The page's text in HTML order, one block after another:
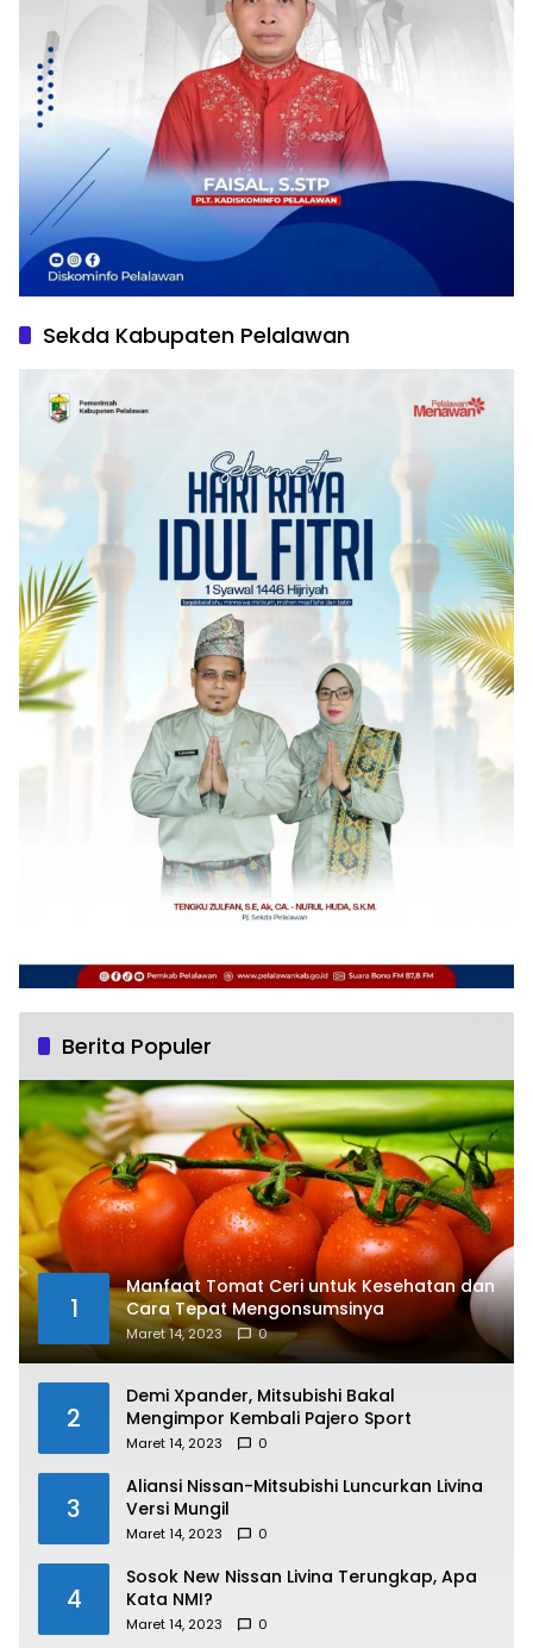
Sekda Kabupaten Pelalawan
Berita Populer
1
Manfaat Tomat Ceri untuk Kesehatan dan
Cara Tepat Mengonsumsinya
Maret 14, 2023 0
2
Demi Xpander, Mitsubishi Bakal
Mengimpor Kembali Pajero Sport
Maret 14, 2023 0
3
Aliansi Nissan-Mitsubishi Luncurkan Livina
Versi Mungil
Maret 14, 2023 0
4
Sosok New Nissan Livina Terungkap, Apa
Kata NMI?
Maret 14, 2023 0